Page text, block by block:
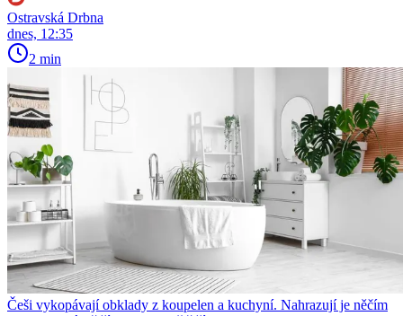
Ostravská Drbna
dnes, 12:35
2 min
Češi vykopávají obklady z koupelen a kuchyní. Nahrazují je něčím